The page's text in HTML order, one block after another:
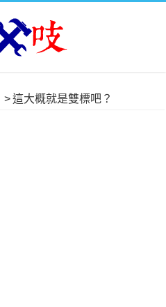
>這大概就是雙標吧？